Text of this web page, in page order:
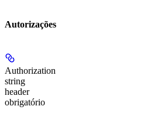
Autorizações
Authorization
string
header
obrigatório